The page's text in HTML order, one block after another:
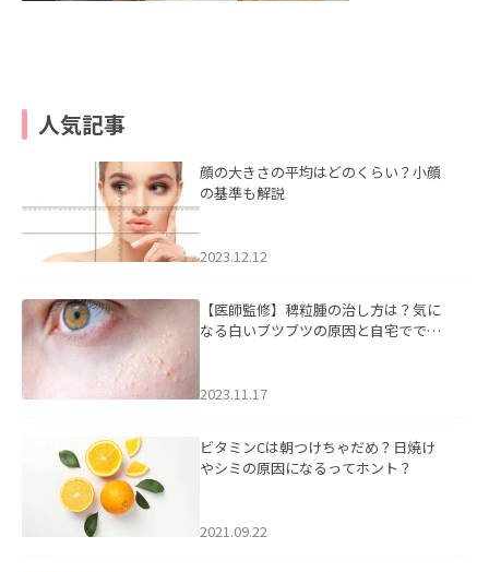
人気記事
顔の大きさの平均はどのくらい？小顔
の基準も解説
2023.12.12
【医師監修】稗粒腫の治し方は？気に
なる白いブツブツの原因と自宅ででき
2023.11.17
ビタミンCは朝つけちゃだめ？日焼け
やシミの原因になるってホント？
2021.09.22